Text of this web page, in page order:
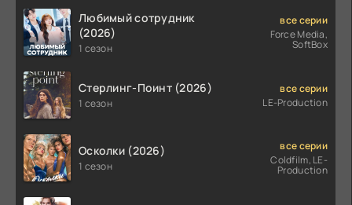
Любимый сотрудник
(2026)
1 сезон
все серии
Force Media,
SoftBox
Стерлинг-Поинт (2026)
1 сезон
все серии
LE-Production
Осколки (2026)
1 сезон
все серии
Coldfilm, LE-
Production